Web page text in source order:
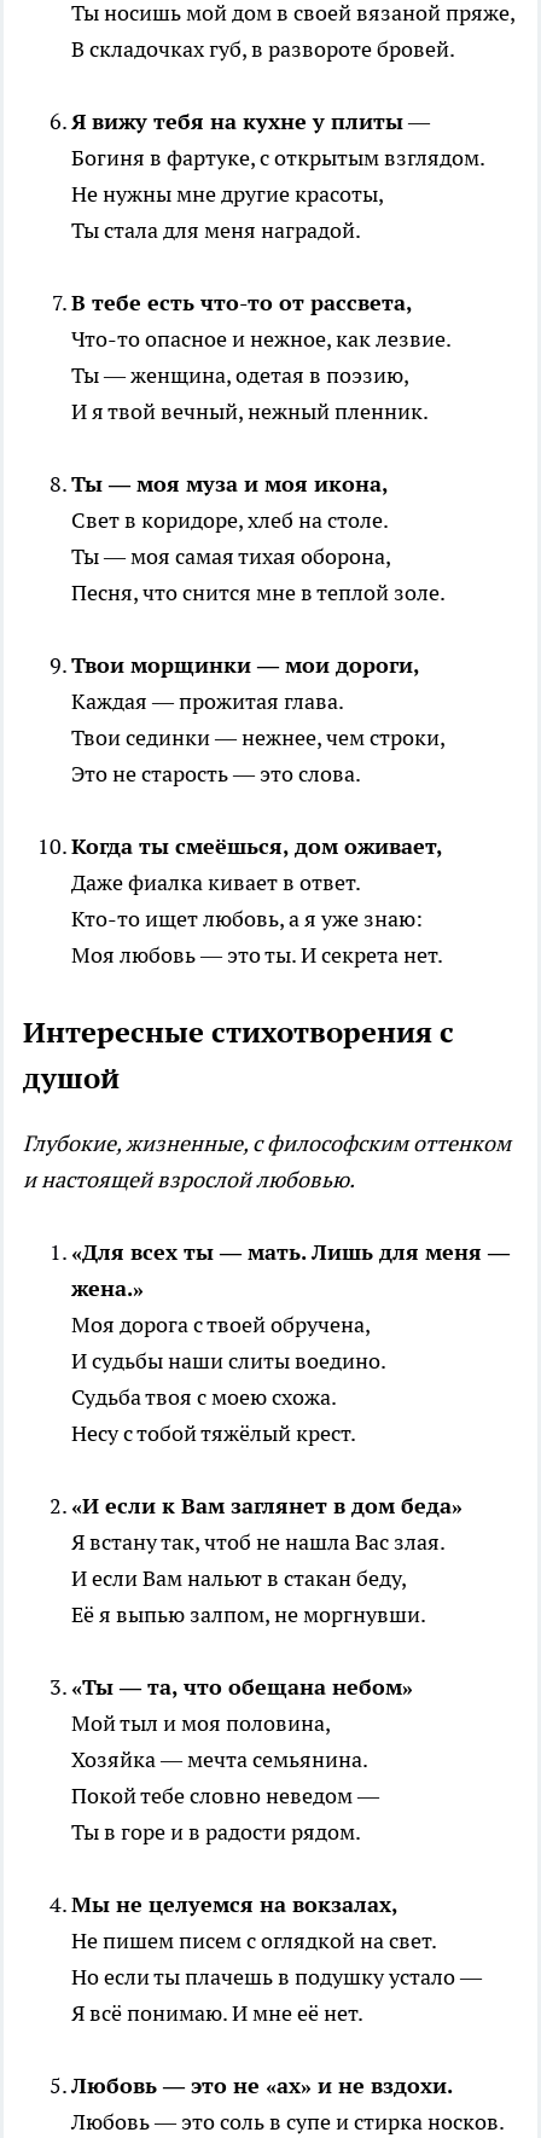
Ты носишь мой дом в своей вязаной пряже,
В складочках губ, в развороте бровей.
Я вижу тебя на кухне у плиты—
Богиня в фартуке, с открытым взглядом.
Не нужны мне другие красоты,
Ты стала для меня наградой.
В тебе есть что-то от рассвета,
Что-то опасное и нежное, как лезвие.
Ты — женщина, одетая в поэзию,
И я твой вечный, нежный пленник.
Ты — моя муза и моя икона,
Свет в коридоре, хлеб на столе.
Ты — моя самая тихая оборона,
Песня, что снится мне в теплой золе.
Твои морщинки — мои дороги,
Каждая — прожитая глава.
Твои сединки — нежнее, чем строки,
Это не старость — это слова.
Когда ты смеёшься, дом оживает,
Даже фиалка кивает в ответ.
Кто-то ищет любовь, а я уже знаю:
Моя любовь — это ты. И секрета нет.
Интересные стихотворения с
душой
Глубокие, жизненные, с философским оттенком
и настоящей взрослой любовью.
«Для всех ты — мать. Лишь для меня —
жена.»
Моя дорога с твоей обручена,
И судьбы наши слиты воедино.
Судьба твоя с моею схожа.
Несу с тобой тяжёлый крест.
«И если к Вам заглянет в дом беда»
Я встану так, чтоб не нашла Вас злая.
И если Вам нальют в стакан беду,
Её я выпью залпом, не моргнувши.
«Ты — та, что обещана небом»
Мой тыл и моя половина,
Хозяйка — мечта семьянина.
Покой тебе словно неведом —
Ты в горе и в радости рядом.
Мы не целуемся на вокзалах,
Не пишем писем с оглядкой на свет.
Но если ты плачешь в подушку устало —
Я всё понимаю. И мне её нет.
Любовь — это не «ах» и не вздохи.
Любовь — это соль в супе и стирка носков.